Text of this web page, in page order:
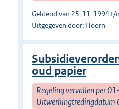
Geldend van 25-11-1994
Uitgegeven door: Hoorn
oud papier
Regeling vervallen per